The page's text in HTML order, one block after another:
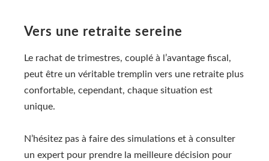
Vers une retraite sereine
Le rachat de trimestres, couplé à l’avantage fiscal,
peut être un véritable tremplin vers une retraite plus
confortable, cependant, chaque situation est
unique.
N’hésitez pas à faire des simulations et à consulter
un expert pour prendre la meilleure décision pour